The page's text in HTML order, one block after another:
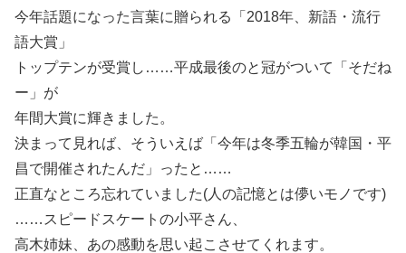
今年話題になった言葉に贈られる「2018年、新語・流行
語大賞」
トップテンが受賞し……平成最後のと冠がついて「そだね
ー」が
年間大賞に輝きました。
決まって見れば、そういえば「今年は冬季五輪が韓国・平
昌で開催されたんだ」ったと……
正直なところ忘れていました(人の記憶とは儚いモノです)
……スピードスケートの小平さん、
高木姉妹、あの感動を思い起こさせてくれます。